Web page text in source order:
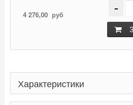
4 276,00руб -
Характеристики